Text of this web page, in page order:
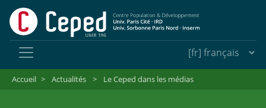
Accueil > Actualités > Le Ceped dans les médias